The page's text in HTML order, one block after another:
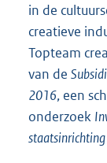
in de
creatieve
Topteam
van de
2016, een
onderzoek
staatsinrichting